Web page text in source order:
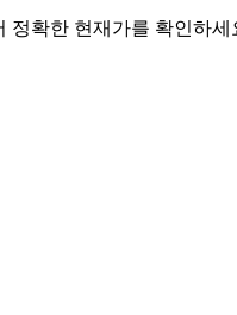
정확한 현재가를 확인하세